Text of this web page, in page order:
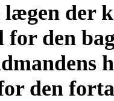
lægen der
for den
den